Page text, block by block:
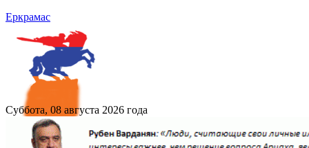
Еркрамас
Суббота, 08 августа 2026 года